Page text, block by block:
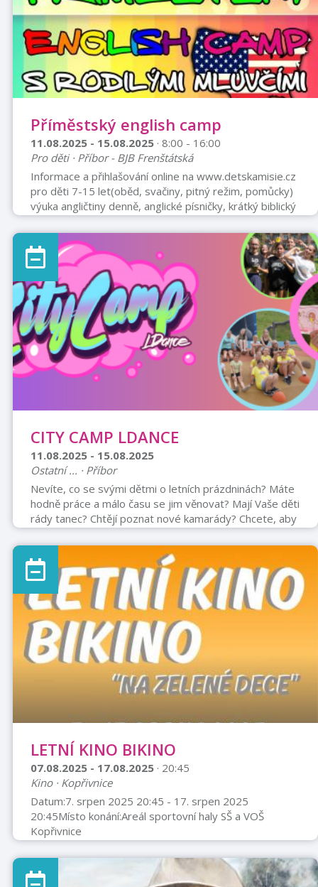
Příměstský english camp
11.08.2025 - 15.08.2025 · 8:00 - 16:00
Pro děti · Příbor - BJB Frenštátská
Informace a přihlašování online na www.detskamisie.cz
pro děti 7-15 let(oběd, svačiny, pitný režim, pomůcky)
výuka angličtiny denně, anglické písničky, krátký biblický
příběh, workshopy Těší se na tebe Ľubko Ľubomír
Čermák tel: 737 568 554 cermak@detskamisie.cz
CITY CAMP LDANCE
11.08.2025 - 15.08.2025
Ostatní ... · Příbor
Nevíte, co se svými dětmi o letních prázdninách? Máte
hodně práce a málo času se jim věnovat? Mají Vaše děti
rády tanec? Chtějí poznat nové kamarády? Chcete, aby
si užily týden plný zábavy, pohybu a her? Tak neváhejte
a přihlaste je na příměstský taneční tábor, který se
koná pod záštitou taneční skupiny LDance. Vaše dětičky
se mohou těšit na bohatý program plný tance,
sportovního vyžití, letních radovánek, workshopů s
pozvanými tanečníky, her a zážitků, na které budou
ještě dlouh ...
LETNÍ KINO BIKINO
07.08.2025 - 17.08.2025 · 20:45
Kino · Kopřivnice
Datum:7. srpen 2025 20:45 - 17. srpen 2025
20:45Místo konání:Areál sportovní haly SŠ a VOŠ
Kopřivnice